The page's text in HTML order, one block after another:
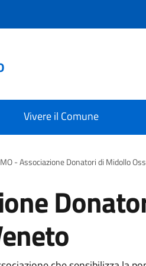
Vivere il Comune
- Associazione Donatori di Midollo